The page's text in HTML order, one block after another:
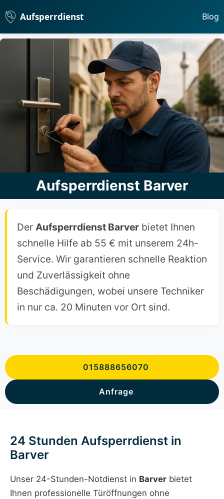
Aufsperrdienst Blog
Aufsperrdienst Barver
Der Aufsperrdienst Barver bietet Ihnen
schnelle Hilfe ab 55 € mit unserem 24h-
Service. Wir garantieren schnelle Reaktion
und Zuverlässigkeit ohne
Beschädigungen, wobei unsere Techniker
in nur ca. 20 Minuten vor Ort sind.
015888656070
Anfrage
24 Stunden Aufsperrdienst in
Barver
Unser 24-Stunden-Notdienst in Barver bietet
Ihnen professionelle Türöffnungen ohne